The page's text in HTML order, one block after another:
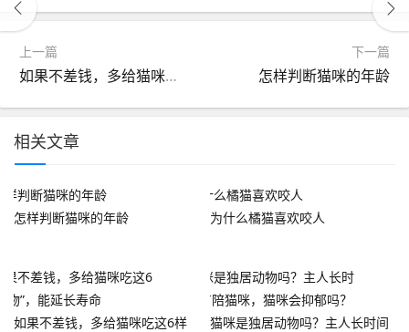
上一篇
如果不差钱，多给猫咪吃这6样“食物”，能延长寿命
下一篇
怎样判断猫咪的年龄
相关文章
怎样判断猫咪的年龄 为什么橘猫喜欢咬人
如果不差钱，多给猫咪吃这6样
猫咪是独居动物吗？主人长时间